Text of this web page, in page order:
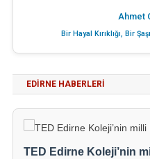
Ahmet
Bir Hayal Kırıklığı, Bir
EDIRNE HABERLERI
TED Edirne Koleji’nin